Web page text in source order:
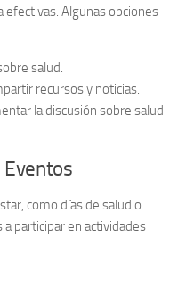
efectivas. Algunas opciones
salud.
recursos y noticias.
la discusión sobre salud
, como días de salud o
participar en actividades